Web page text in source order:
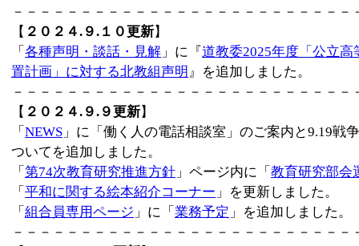
－－－－－－－－－－－－－－－－－－－－－－－－
【 ２０２４.９.１０更新】
「 各種声明・談話・見解 」に『道教委2025年度「公立
置計画」に対する北教組声明 』を追加しました。
－－－－－－－－－－－－－－－－－－－－－－－－
【 ２０２４.９.９更新】
「 NEWS 」に「働く人の電話相談室」のご案内と9.19戦
ついてを追加しました。
「 第74次教育研究推進方針 」ページ内に「 教育研究部会
「 平和に関する絵本紹介コーナー 」を更新しました。
「 組合員専用ページ 」に「 業務予定 」を追加しました。
－－－－－－－－－－－－－－－－－－－－－－－－